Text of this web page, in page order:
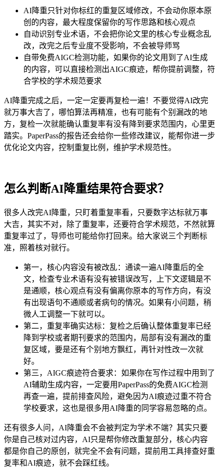
AI降重只针对你标红的重复区域修改，不会动你原本原
创的内容，最大程度保留你的写作思路和核心观点
自动识别专业术语，不会把你论文里的核心专业概念乱
改，改完之后专业度不受影响，不会被导师骂
自带免费AIGC检测功能，如果你的论文用到了AI生成
的内容，可以直接检测出AIGC痕迹，帮你提前调整，符
合学校的学术规范要求
AI降重完成之后，一定一定要再复检一遍！不要觉得AI改完
就万事大吉了，哪怕算法再精准，也有可能有个别漏改的地
方，复检一次就能确认重复率有没有降到要求范围内，心里更
踏实。PaperPass的报告还会给你一些修改建议，能帮你进一步
优化论文内容，控制重复比例，维护学术规范性。
怎么判断AI降重结果符合要求？
很多人改完AI降重，只盯着重复率看，只要数字达标就万事
大吉，其实不对，除了重复率，还要符合学术规范，不然就算
重复率过了，导师也可能给你打回来。给大家说三个判断标
准，照着核对就行。
第一，核心内容没有被改乱：通读一遍AI降重后的全
文，检查专业术语有没有被错误改写，上下文逻辑是不
是通顺，核心观点有没有偏离你原本的写作方向，有没
有出现语句不通顺或者病句的情况。如果有小问题，稍
微人工调整一下就可以。
第二，重复率确实达标：复检之后确认整体重复率已经
降到学校或者期刊要求的范围内，局部有没有漏改的重
复区域，要是还有个别地方飘红，再针对性改一次就
好。
第三，AIGC痕迹符合要求：如果你在写作过程中用到了
AI辅助生成内容，一定要用PaperPass的免费AIGC检测
再查一遍，提前排查风险，避免因为AI痕迹过重不符合
学校要求，这也是很多用AI降重的同学容易忽略的点。
还有很多人问，AI降重会不会被判定为学术不端？其实只要
你是自己核对过内容，AI只是帮你修改重复部分，核心内容
都是你自己的原创，就完全不会有问题，提前用工具排查好重
复率和AI痕迹，就不会踩红线。